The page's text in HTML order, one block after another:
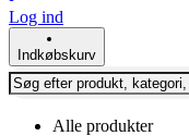
Log ind
Indkøbskurv
Alle produkter